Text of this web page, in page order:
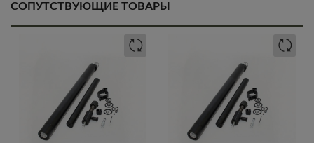
СОПУТСТВУЮЩИЕ ТОВАРЫ